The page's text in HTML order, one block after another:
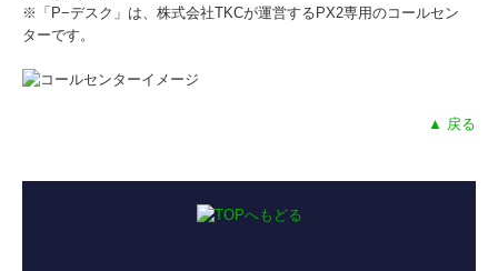
※「P−デスク」は、株式会社TKCが運営するPX2専用のコールセン
ターです。
▲ 戻る